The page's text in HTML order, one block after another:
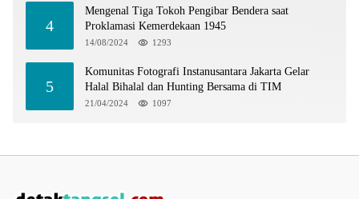
4
Mengenal Tiga Tokoh Pengibar Bendera saat
Proklamasi Kemerdekaan 1945
14/08/2024 1293
5
Komunitas Fotografi Instanusantara Jakarta Gelar
Halal Bihalal dan Hunting Bersama di TIM
21/04/2024 1097